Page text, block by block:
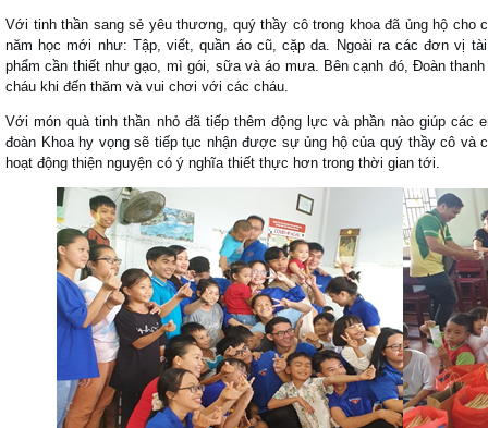
Với tinh thần sang sẻ yêu thương, quý thầy cô trong khoa đã ủng hộ cho
năm học mới như: Tập, viết, quần áo cũ, cặp da. Ngoài ra các đơn vị
phẩm cần thiết như gạo, mì gói, sữa và áo mưa. Bên cạnh đó, Đoàn
cháu khi đến thăm và vui chơi với các cháu.
Với món quà tinh thần nhỏ đã tiếp thêm động lực và phần nào giúp các
đoàn Khoa hy vọng sẽ tiếp tục nhận được sự ủng hộ của quý thầy cô và
hoạt động thiện nguyện có ý nghĩa thiết thực hơn trong thời gian tới.